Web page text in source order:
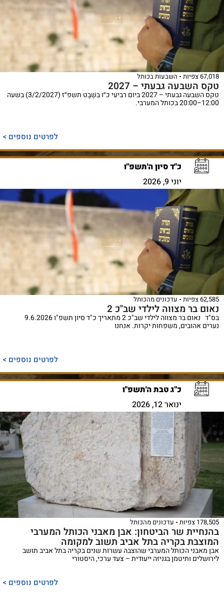
67,018 צפיות השבעות בכותל
טקס השבעה גבעתי – 2027
טקס השבעה גבעתי – 2027 ביום רביעי כ״ו בִּשְׁבָט תשפ״ז (3/2/2027) בשעה
12:00–20:00 בכותל המערבי.
לפרטים נוספים >
כ"ד סיון ה'תשפ"ו
יוני 9, 2026
62,585 צפיות עדכונים מהכותל
נאום בר מצווה לילדי שב"כ 2
נערים אהובים, משפחות יקרות. אנחנו
לפרטים נוספים >
כ"ג טבת ה'תשפ"ו
ינואר 12, 2026
178,505 צפיות עדכונים מהכותל
בהנחיית שר הביטחון: אבן מאבני הכותל המערבי
המוצבת בקריה בתל אביב תשוב למקומה
אבן מאבני הכותל המערבי שהוצבה עשרות שנים בקריה בתל אביב תושב
לירושלים ותיטמן בגניזה ייעודית – צעד ערכי, היסטורי
לפרטים נוספים >